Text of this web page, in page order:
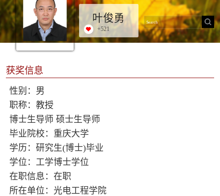
叶俊勇
+521
获奖信息
性别：男
职称：教授
博士生导师 硕士生导师
毕业院校：重庆大学
学历：研究生(博士)毕业
学位：工学博士学位
在职信息：在职
所在单位：光电工程学院